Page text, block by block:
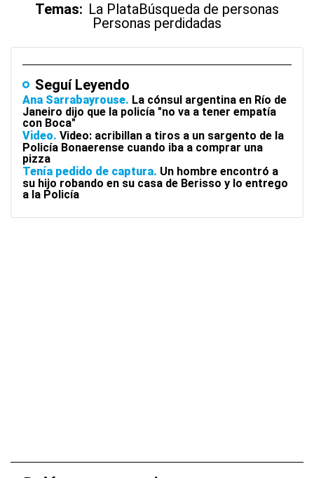
Temas: La PlataBúsqueda de personas
Personas perdidadas
Seguí Leyendo
Ana Sarrabayrouse La cónsul argentina en Río de
Janeiro dijo que la policía "no va a tener empatía
con Boca"
Video Video: acribillan a tiros a un sargento de la
Policía Bonaerense cuando iba a comprar una
pizza
Tenía pedido de captura Un hombre encontró a
su hijo robando en su casa de Berisso y lo entrego
a la Policía